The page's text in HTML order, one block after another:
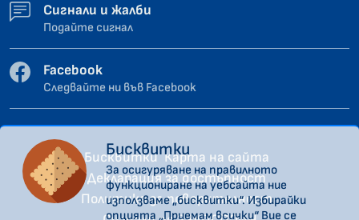
Сигнали и жалби
Подайте сигнал
Facebook
Следвайте ни във Facebook
Бисквитки Карта на сайта
Декларация за достъпност
Политика за поверителност
Бисквитки
За осигуряване на правилното
функциониране на уебсайта ние
използваме „бисквитки“. Избирайки
опцията „Приемам всички“ Вие се